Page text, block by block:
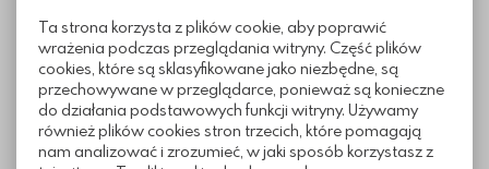
Ta strona korzysta z plików cookie, aby poprawić
wrażenia podczas przeglądania witryny. Część plików
cookies, które są sklasyfikowane jako niezbędne, są
przechowywane w przeglądarce, ponieważ są konieczne
do działania podstawowych funkcji witryny. Używamy
również plików cookies stron trzecich, które pomagają
nam analizować i zrozumieć, w jaki sposób korzystasz z
Informacje techniczne
Pliki do pobrania